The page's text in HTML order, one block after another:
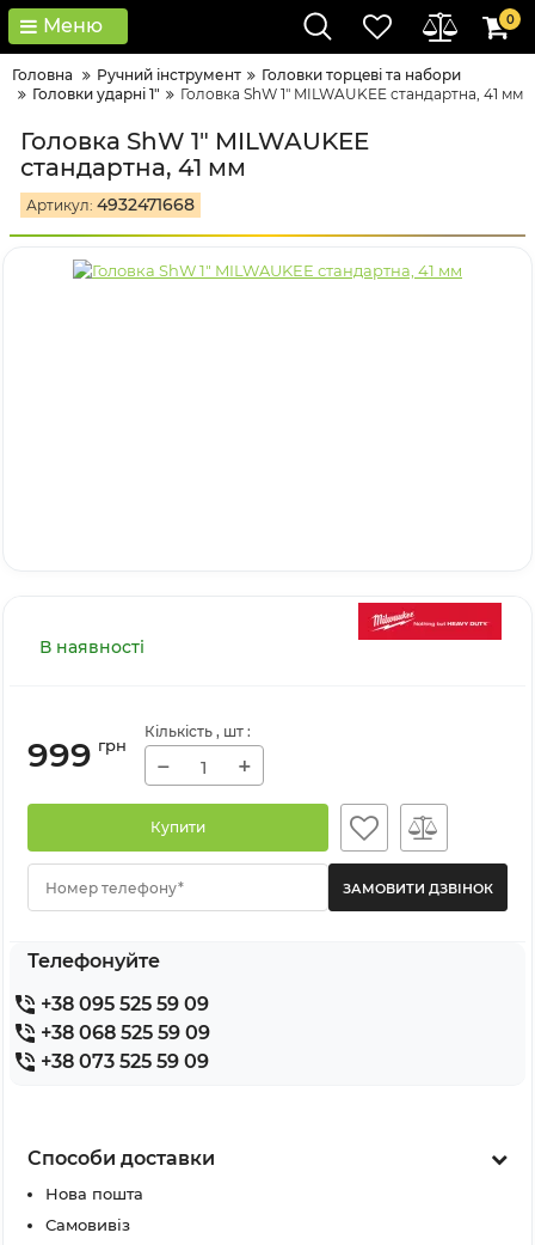
Меню 0
Головна Ручний інструмент
Головки тopцeві тa нaбopи
Головки ударні 1"
Головка ShW 1" MILWAUKEE стандартна, 41 мм
Головка ShW 1" MILWAUKEE
стандартна, 41 мм
Артикул: 4932471668
В наявності
999 грн
Кількість , шт :
− +
Купити
Номер телефону*
Телефонуйте
+38 095 525 59 09
+38 068 525 59 09
+38 073 525 59 09
Способи доставки
Нова пошта
Самовивіз